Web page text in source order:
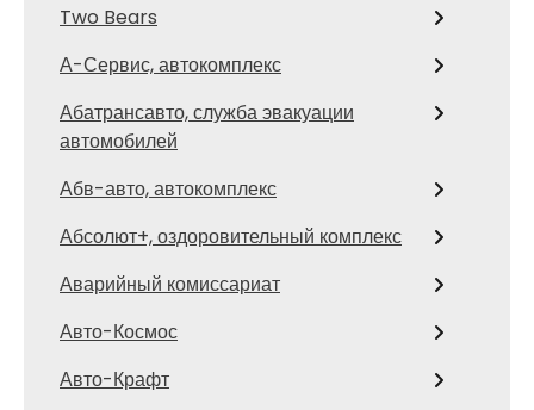
Two Bears
А-Сервис, автокомплекс
Абатрансавто, служба эвакуации
автомобилей
Абв-авто, автокомплекс
Абсолют+, оздоровительный комплекс
Аварийный комиссариат
Авто-Космос
Авто-Крафт